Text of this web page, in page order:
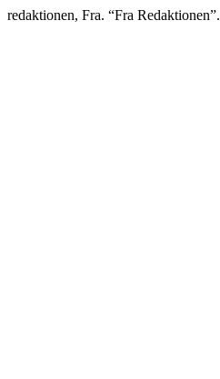
redaktionen, Fra. “Fra Redaktionen”.